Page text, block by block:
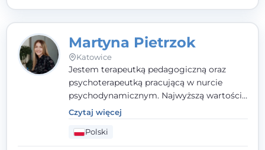
Martyna Pietrzok
Katowice
Jestem terapeutką pedagogiczną oraz
psychoterapeutką pracującą w nurcie
psychodynamicznym. Najwyższą wartością
jest dla mnie bliska, pełna zrozumienia i
zaangażowania relacja z pacjentem. To
właśnie ta oparta na zaufaniu więź staje się
przestrzenią, w której można dotrzeć do
Czytaj więcej
Polski